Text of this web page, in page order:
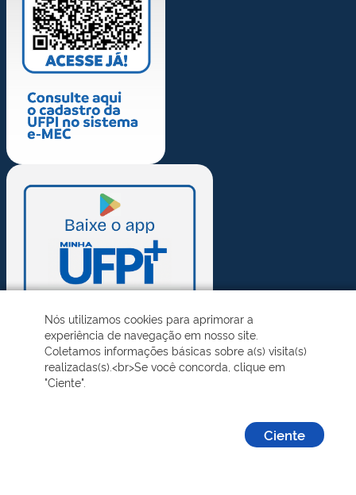
Nós utilizamos cookies para aprimorar a
experiência de navegação em nosso site.
Coletamos informações básicas sobre a(s) visita(s)
realizadas(s).<br>Se você concorda, clique em
"Ciente".
Ciente